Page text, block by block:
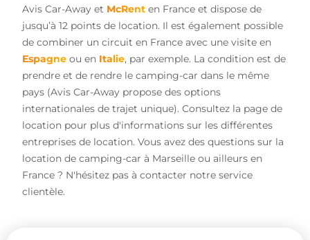
Avis Car-Away et McRent en France et dispose de
jusqu’à 12 points de location. Il est également possible
de combiner un circuit en France avec une visite en
Espagne ou en Italie, par exemple. La condition est de
prendre et de rendre le camping-car dans le même
pays (Avis Car-Away propose des options
internationales de trajet unique). Consultez la page de
location pour plus d'informations sur les différentes
entreprises de location. Vous avez des questions sur la
location de camping-car à Marseille ou ailleurs en
France ? N'hésitez pas à contacter notre service
clientèle.